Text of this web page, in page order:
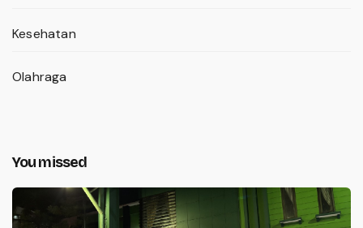
Kesehatan
Olahraga
You missed